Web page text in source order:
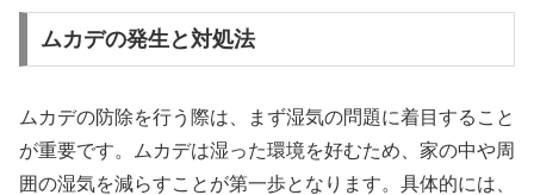
ムカデの発生と対処法
ムカデの防除を行う際は、まず湿気の問題に着目すること
が重要です。ムカデは湿った環境を好むため、家の中や周
囲の湿気を減らすことが第一歩となります。具体的には、